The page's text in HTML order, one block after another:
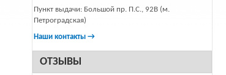
Пункт выдачи: Большой пр. П.С., 92В (м.
Петроградская)
Наши контакты →
ОТЗЫВЫ